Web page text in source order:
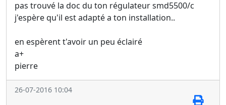
pas trouvé la doc du ton régulateur smd5500/c
j'espère qu'il est adapté a ton installation..
en espèrent t'avoir un peu éclairé
a+
pierre
26-07-2016 10:04